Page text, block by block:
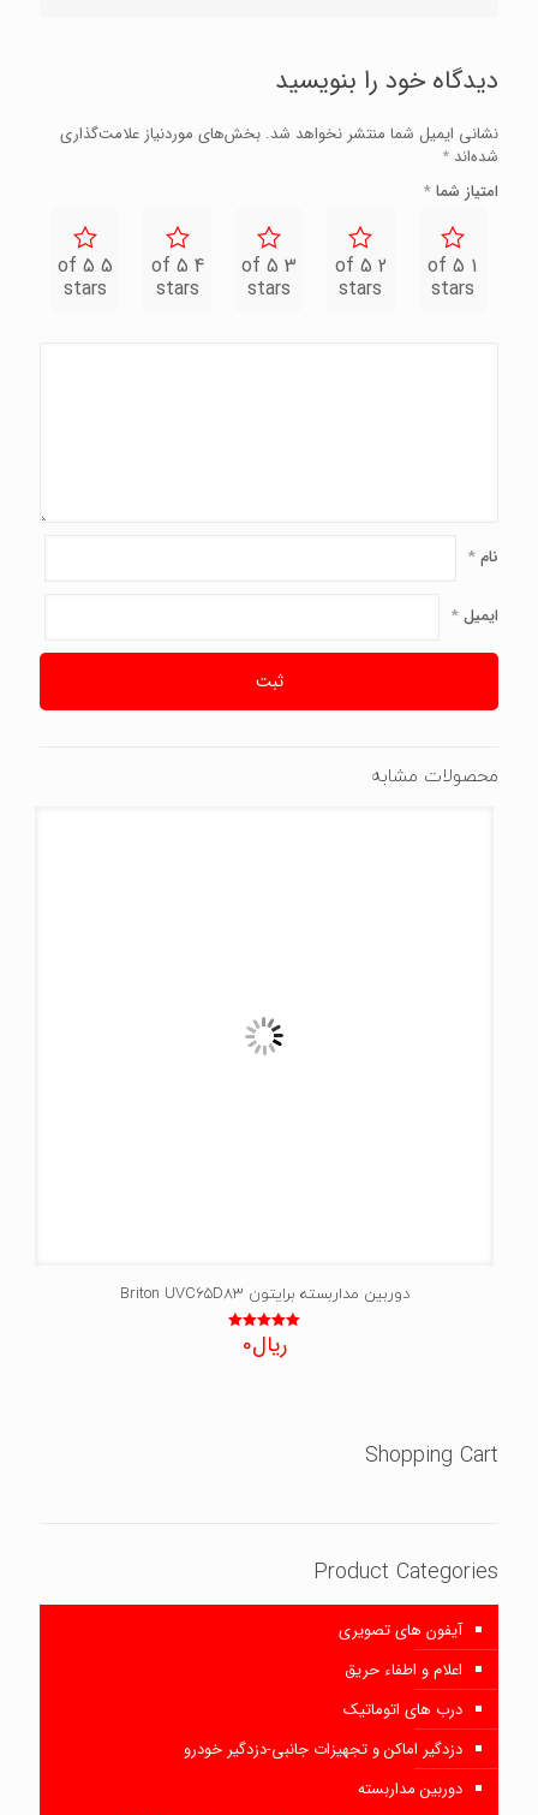
دیدگاه خود را بنویسید
نشانی ایمیل شما منتشر نخواهد شد. بخش‌های موردنیاز علامت‌گذاری
شده‌اند *
امتیاز شما*
1 of 5
stars
2 of 5
stars
3 of 5
stars
4 of 5
stars
5 of 5
stars
نام*
ایمیل*
محصولات مشابه
دوربین مداربسته برایتون Briton UVC65D83
نمره
5.00
ریال0
Shopping Cart
Product Categories
آیفون های تصویری
اعلام و اطفاء حریق
درب های اتوماتیک
دزدگیر اماکن و تجهیزات جانبی-دزدگیر خودرو
دوربین مداربسته